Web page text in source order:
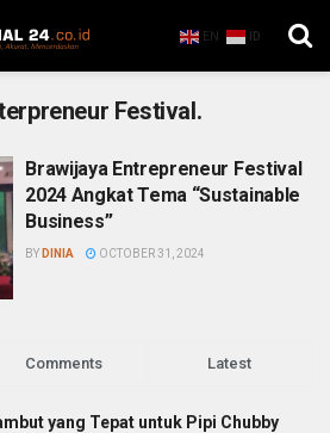
EN ID
Festival.
Brawijaya Entrepreneur Festival
2024 Angkat Tema “Sustainable
Business”
BY DINIA OCTOBER 31, 2024
Comments Latest
yang Tepat untuk Pipi Chubby